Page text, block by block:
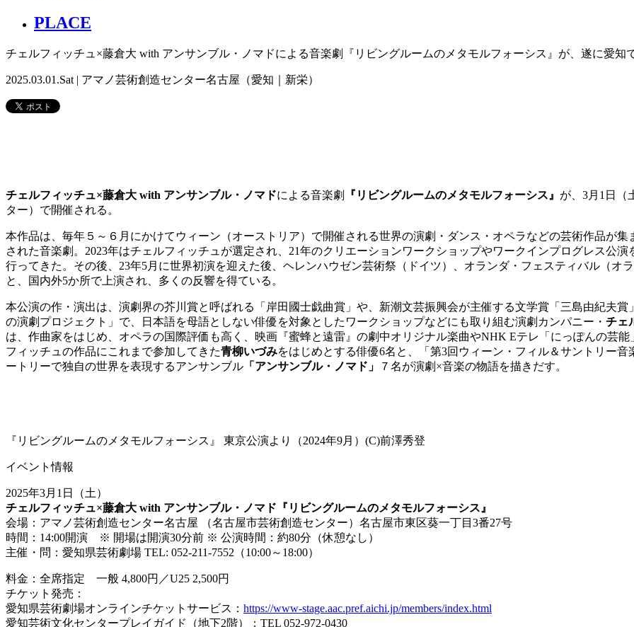
PLACE
チェルフィッチュ×藤倉大 with アンサンブル・ノマドによる音楽劇『リビングルームのメタモルフォーシス』が、遂に愛知
2025.03.01.Sat | アマノ芸術創造センター名古屋（愛知｜新栄）
チェルフィッチュ×藤倉大 with アンサンブル・ノマドによる音楽劇 『リビングルームのメタモルフォーシス』 が、3月1日（
ター）で開催される。
本作品は、毎年５～６月にかけてウィーン（オーストリア）で開催される世界の演劇・ダンス・オペラなどの芸術作品が
された音楽劇。2023年はチェルフィッチュが選定され、21年のクリエーションワークショップやワークインプログレス公
行ってきた。その後、23年5月に世界初演を迎えた後、ヘレンハウゼン芸術祭（ドイツ）、オランダ・フェスティバル（オ
と、国内外5か所で上演され、多くの反響を得ている。
本公演の作・演出は、演劇界の芥川賞と呼ばれる「岸田國士戯曲賞」や、新潮文芸振興会が主催する文学賞「三島由紀夫
の演劇プロジェクト」で、日本語を母語としない俳優を対象としたワークショップなどにも取り組む演劇カンパニー・ チェ
は、作曲家をはじめ、オペラの国際評価も高く、映画『蜜蜂と遠雷』の劇中オリジナル楽曲やNHK Eテレ「にっぽんの芸
フィッチュの作品にこれまで参加してきた青柳いづみをはじめとする俳優6名と、「第3回ウィーン・フィル＆サントリー
ートリーで独自の世界を表現するアンサンブル 「アンサンブル・ノマド」 ７名が演劇×音楽の物語を描きだす。
『リビングルームのメタモルフォーシス』 東京公演より（2024年9月）(C)前澤秀登
イベント情報
2025年3月1日（土）
チェルフィッチュ×藤倉大 with アンサンブル・ノマド『リビングルームのメタモルフォーシス』
会場：アマノ芸術創造センター名古屋 （名古屋市芸術創造センター）名古屋市東区葵一丁目3番27号
時間：14:00開演 ※ 開場は開演30分前 ※ 公演時間：約80分（休憩なし）
主催・問：愛知県芸術劇場 TEL: 052-211-7552（10:00～18:00）
料金：全席指定 一般 4,800円／U25 2,500円
チケット発売：
愛知県芸術劇場オンラインチケットサービス： https://www-stage.aac.pref.aichi.jp/members/index.html
愛知芸術文化センタープレイガイド（地下2階）：TEL 052-972-0430